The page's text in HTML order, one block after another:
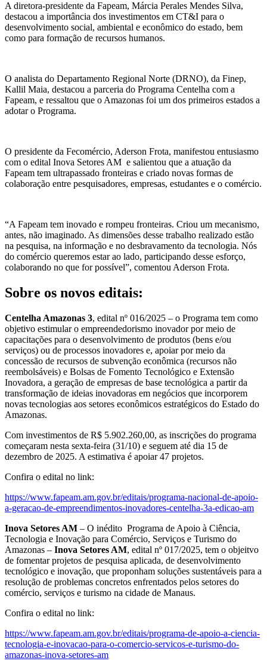
A diretora-presidente da Fapeam, Márcia Perales Mendes Silva,
destacou a importância dos investimentos em CT&I para o
desenvolvimento social, ambiental e econômico do estado, bem
como para formação de recursos humanos.
O analista do Departamento Regional Norte (DRNO), da Finep,
Kallil Maia, destacou a parceria do Programa Centelha com a
Fapeam, e ressaltou que o Amazonas foi um dos primeiros estados a
adotar o Programa.
O presidente da Fecomércio, Aderson Frota, manifestou entusiasmo
com o edital Inova Setores AM e salientou que a atuação da
Fapeam tem ultrapassado fronteiras e criado novas formas de
colaboração entre pesquisadores, empresas, estudantes e o comércio.
“A Fapeam tem inovado e rompeu fronteiras. Criou um mecanismo,
antes, não imaginado. As dimensões desse trabalho realizado estão
na pesquisa, na informação e no desbravamento da tecnologia. Nós
do comércio queremos estar ao lado, participando desse esforço,
colaborando no que for possível”, comentou Aderson Frota.
Sobre os novos editais:
Centelha Amazonas 3, edital nº 016/2025 – o Programa tem como
objetivo estimular o empreendedorismo inovador por meio de
capacitações para o desenvolvimento de produtos (bens e/ou
serviços) ou de processos inovadores e, apoiar por meio da
concessão de recursos de subvenção econômica (recursos não
reembolsáveis) e Bolsas de Fomento Tecnológico e Extensão
Inovadora, a geração de empresas de base tecnológica a partir da
transformação de ideias inovadoras em negócios que incorporem
novas tecnologias aos setores econômicos estratégicos do Estado do
Amazonas.
Com investimentos de R$ 5.902.260,00, as inscrições do programa
começaram nesta sexta-feira (31/10) e seguem até dia 15 de
dezembro de 2025. A estimativa é apoiar 47 projetos.
Confira o edital no link:
https://www.fapeam.am.gov.br/editais/programa-nacional-de-apoio-
a-geracao-de-empreendimentos-inovadores-centelha-3a-edicao-am
Inova Setores AM – O inédito Programa de Apoio à Ciência,
Tecnologia e Inovação para Comércio, Serviços e Turismo do
Amazonas – Inova Setores AM, edital nº 017/2025, tem o objeitvo
de fomentar projetos de pesquisa aplicada, de desenvolvimento
tecnológico e inovação, que proponham soluções sustentáveis para a
resolução de problemas concretos enfrentados pelos setores do
comércio, serviços e turismo na cidade de Manaus.
Confira o edital no link:
https://www.fapeam.am.gov.br/editais/programa-de-apoio-a-ciencia-
tecnologia-e-inovacao-para-o-comercio-servicos-e-turismo-do-
amazonas-inova-setores-am